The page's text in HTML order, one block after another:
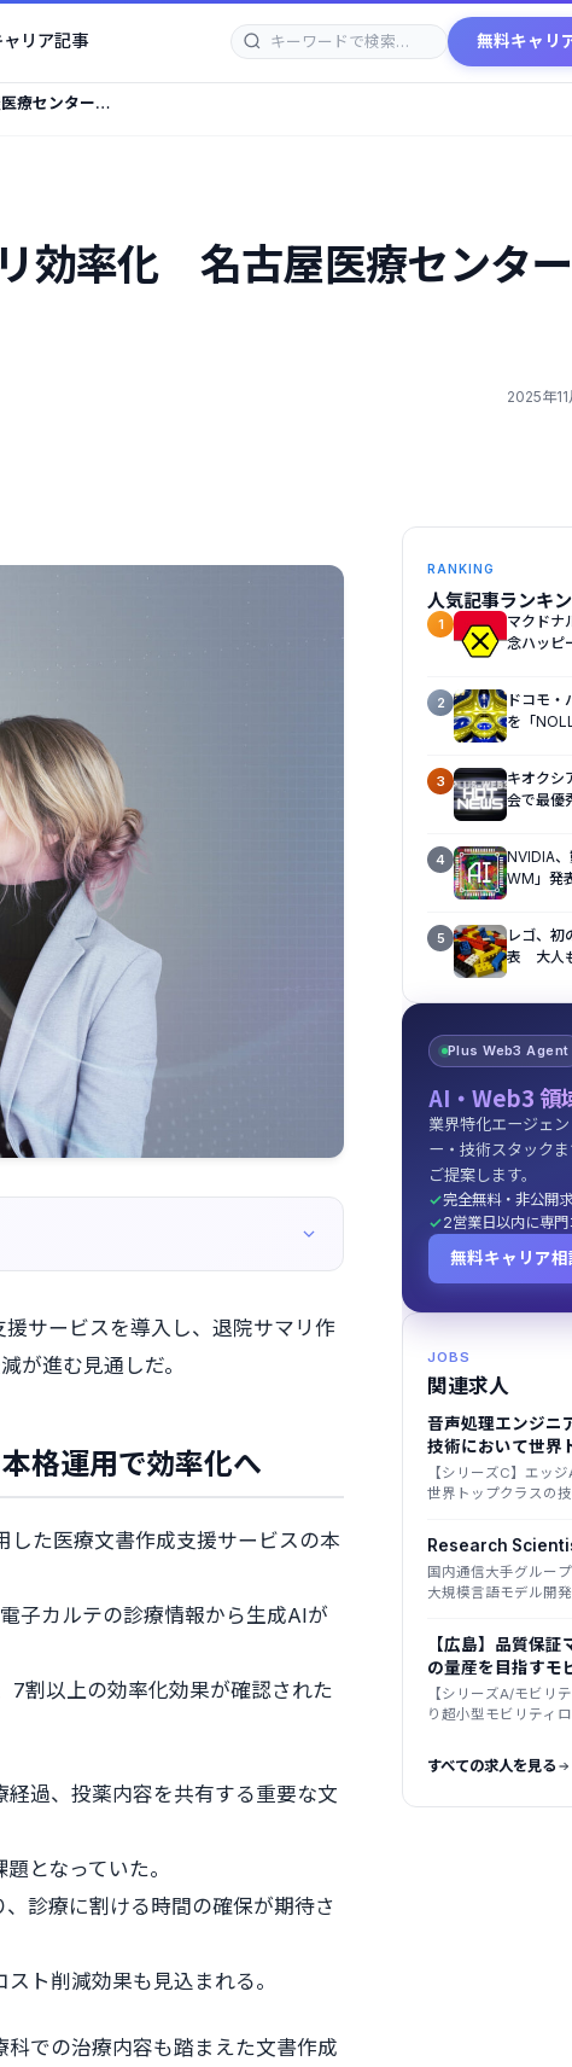
ャリア記事 無料キャリ
療センターが
効率化 名古屋医療センタ
2025年11
サービスを導入し、退院サマリ作
が進む見通しだ。
格運用で効率化へ
た医療文書作成支援サービスの本
子カルテの診療情報から生成AIが
7割以上の効率化効果が確認された
過、投薬内容を共有する重要な文
となっていた。
診療に割ける時間の確保が期待さ
ト削減効果も見込まれる。
での治療内容も踏まえた文書作成
RANKING
人気記事ランキ
1
マクドナ
念ハッピ
2
ドコモ・
を「
3
キオクシ
会で最優
4
NVIDIA
WM」発
5
レゴ、初
表 大人
Plus Web3 Agent
AI・Web3 領
業界特化エージェ
ー・技術スタック
ご提案します。
完全無料・非公開
2営業日以内に専
無料キャリア相
JOBS
関連求人
音声処理エンジニ
技術において世界
を誇るスタートア
【シリーズC】エッ
世界トップクラスの
Research
国内通信大手グルー
大規模言語モデル開
LLM
【広島】品質保
の量産を目指すモ
プ
【シリーズA/モビリ
り超小型モビリティ
すべての求人を見る